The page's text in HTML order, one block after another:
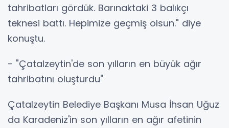
tahribatları gördük. Barınaktaki 3 balıkçı
teknesi battı. Hepimize geçmiş olsun." diye
konuştu.
- "Çatalzeytin'de son yılların en büyük ağır
tahribatını oluşturdu"
Çatalzeytin Belediye Başkanı Musa İhsan Uğuz
da Karadeniz'in son yılların en ağır afetinin